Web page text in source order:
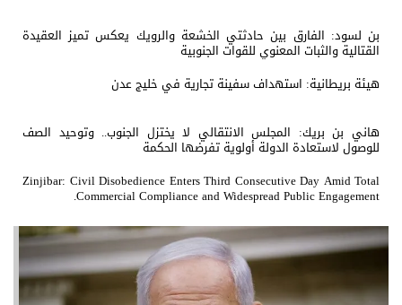
بن لسود: الفارق بين حادثتي الخشعة والرويك يعكس تميز العقيدة
القتالية والثبات المعنوي للقوات الجنوبية
هيئة بريطانية: استهداف سفينة تجارية في خليج عدن
هاني بن بريك: المجلس الانتقالي لا يختزل الجنوب.. وتوحيد الصف
للوصول لاستعادة الدولة أولوية تفرضها الحكمة
Zinjibar: Civil Disobedience Enters Third Consecutive Day Amid Total
Commercial Compliance and Widespread Public Engagement.